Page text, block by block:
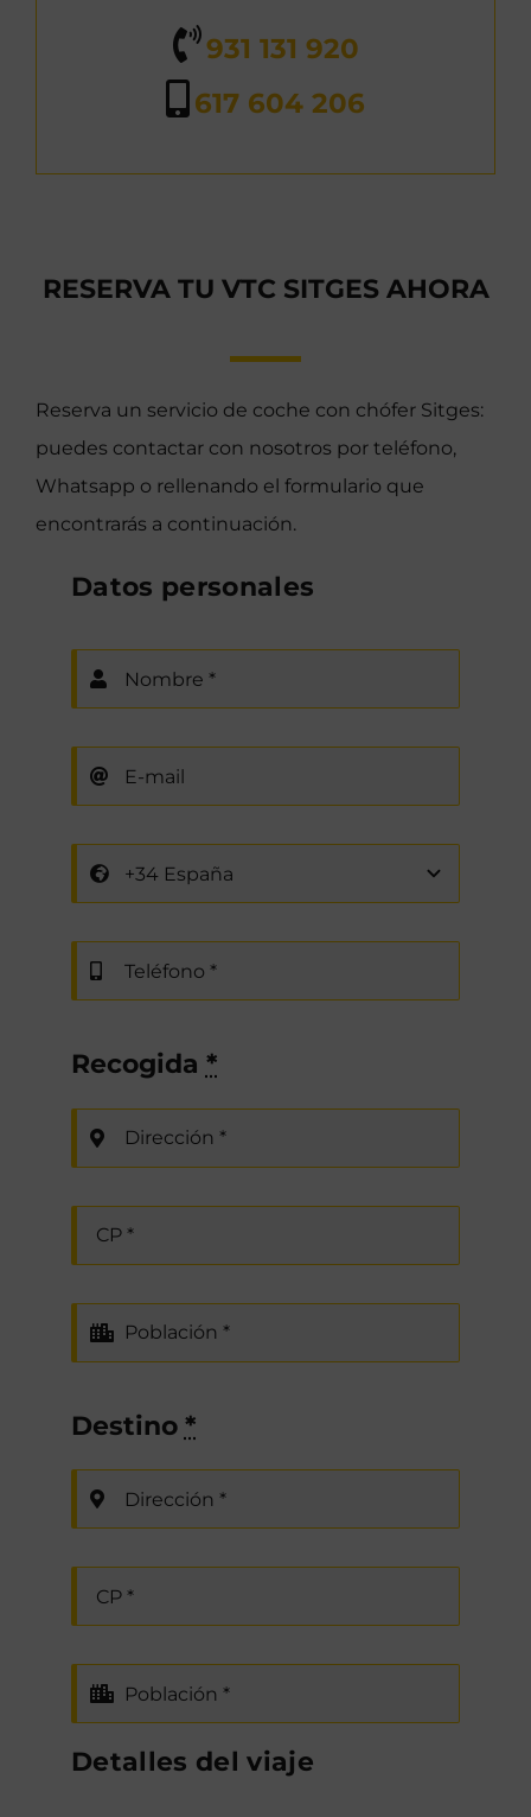
931 131 920
617 604 206
RESERVA TU VTC SITGES AHORA
Reserva un servicio de coche con chófer Sitges:
puedes contactar con nosotros por teléfono,
Whatsapp o rellenando el formulario que
encontrarás a continuación.
Datos personales
Recogida *
Destino *
Detalles del viaje